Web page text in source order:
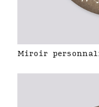
Miroir